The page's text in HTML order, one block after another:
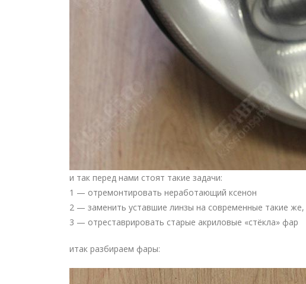
и так перед нами стоят такие задачи:
1 — отремонтировать неработающий ксенон
2 — заменить уставшие линзы на современные такие же,
3 — отреставрировать старые акриловые «стёкла» фар
итак разбираем фары: